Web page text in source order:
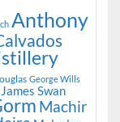
Anthony
George Wills
James Swan
Machir